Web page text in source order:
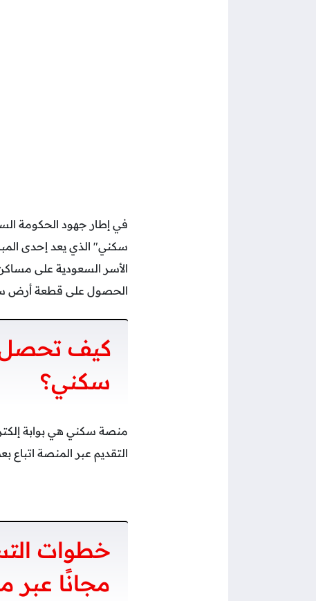
في إطار جهود الحكومة
سكني" الذي يعد إحدى
الأسر السعودية على
الحصول على قطعة أرض
كيف تحصل
سكني؟
منصة سكني هي بوابة
التقديم عبر المنصة
خطوات
مجانًا